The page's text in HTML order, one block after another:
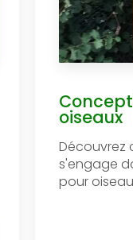
oiseaux
Découvrez
s'engage
pour